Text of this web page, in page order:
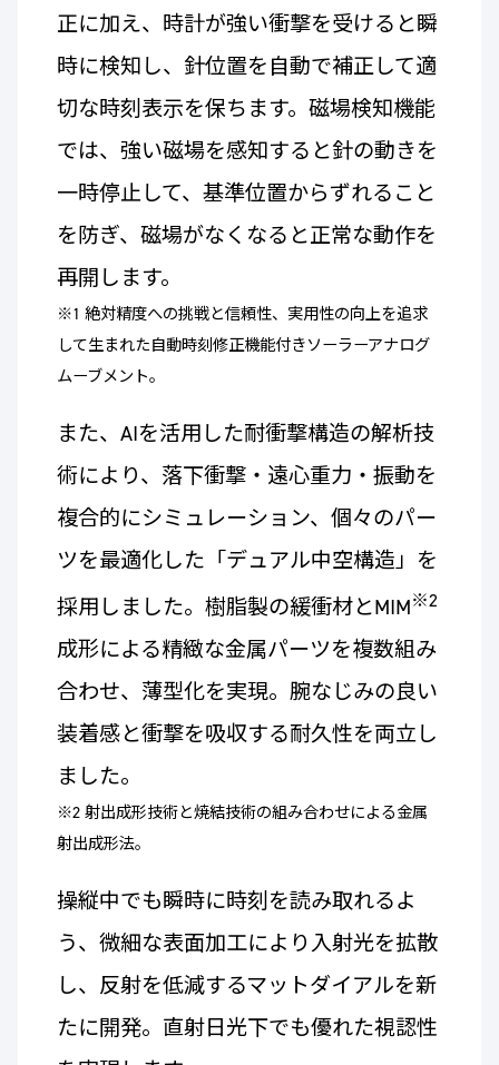
正に加え、時計が強い衝撃を受けると瞬
時に検知し、針位置を自動で補正して適
切な時刻表示を保ちます。磁場検知機能
では、強い磁場を感知すると針の動きを
一時停止して、基準位置からずれること
を防ぎ、磁場がなくなると正常な動作を
再開します。
※1 絶対精度への挑戦と信頼性、実用性の向上を追求
して生まれた自動時刻修正機能付きソーラーアナログ
ムーブメント。
また、AIを活用した耐衝撃構造の解析技
術により、落下衝撃・遠心重力・振動を
複合的にシミュレーション、個々のパー
ツを最適化した「デュアル中空構造」を
採用しました。樹脂製の緩衝材とMIM※2
成形による精緻な金属パーツを複数組み
合わせ、薄型化を実現。腕なじみの良い
装着感と衝撃を吸収する耐久性を両立し
ました。
※2 射出成形技術と焼結技術の組み合わせによる金属
射出成形法。
操縦中でも瞬時に時刻を読み取れるよ
う、微細な表面加工により入射光を拡散
し、反射を低減するマットダイアルを新
たに開発。直射日光下でも優れた視認性